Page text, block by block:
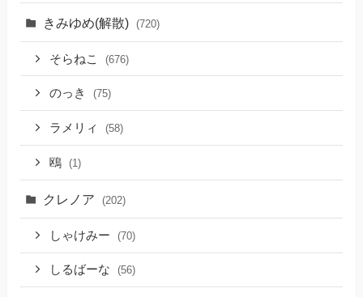
きみゆめ(解散) (720)
そらねこ (676)
のっき (75)
ラメリィ (58)
鴎 (1)
クレノア (202)
しゃけみー (70)
しるばーな (56)